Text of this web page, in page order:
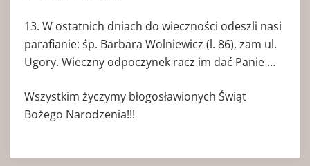
13. W ostatnich dniach do wieczności odeszli nasi
parafianie: śp. Barbara Wolniewicz (l. 86), zam ul.
Ugory. Wieczny odpoczynek racz im dać Panie …
Wszystkim życzymy błogosławionych Świąt
Bożego Narodzenia!!!